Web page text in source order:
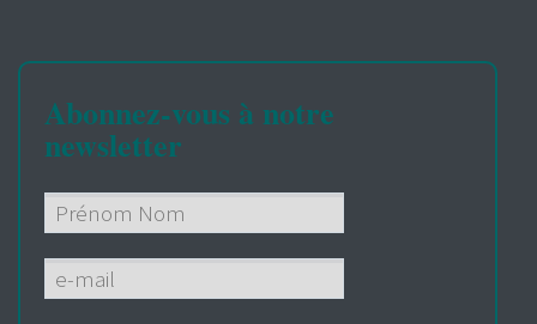
Abonnez-vous à notre
newsletter